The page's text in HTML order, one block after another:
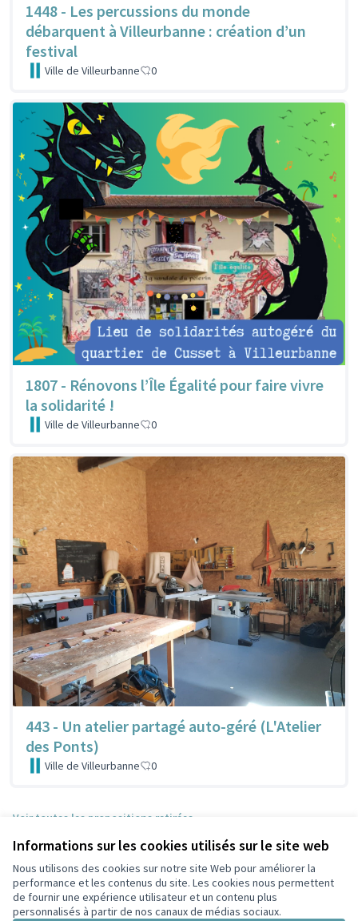
Informations sur les cookies utilisés sur le site web
Nous utilisons des cookies sur notre site Web pour améliorer la
performance et les contenus du site. Les cookies nous permettent
de fournir une expérience utilisateur et un contenu plus
personnalisés à partir de nos canaux de médias sociaux.
1448 - Les percussions du monde
débarquent à Villeurbanne : création d’un
festival
Ville de Villeurbanne 0
1807 - Rénovons l’Île Égalité pour faire vivre
la solidarité !
Ville de Villeurbanne 0
443 - Un atelier partagé auto-géré (L'Atelier
des Ponts)
Ville de Villeurbanne 0
Voir toutes les propositions retirées
Conditions d'utilisation
Paramètres des cookies
Participez Villeurbanne sur X
Participez Villeurbanne sur Facebook
Participez Villeurbanne sur Instagram
Participez Villeurbanne sur YouTube